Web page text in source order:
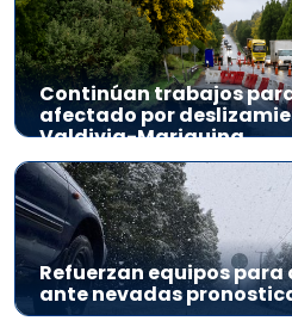
Continúan trabajos
afectado por
Valdivia-Mariquina
Refuerzan equipos
ante nevadas